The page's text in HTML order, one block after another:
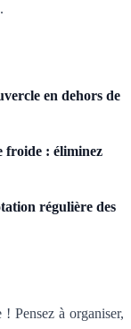
en dehors de
froide : éliminez
régulière des
Pensez à organiser,